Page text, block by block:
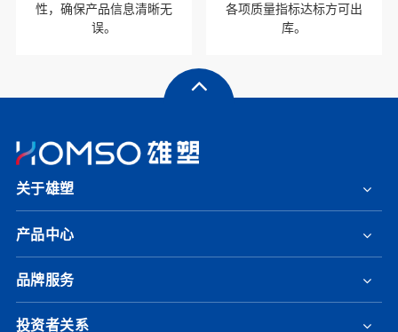
性，确保产品信息清晰无
误。
各项质量指标达标方可出
库。
关于雄塑
产品中心
品牌服务
投资者关系